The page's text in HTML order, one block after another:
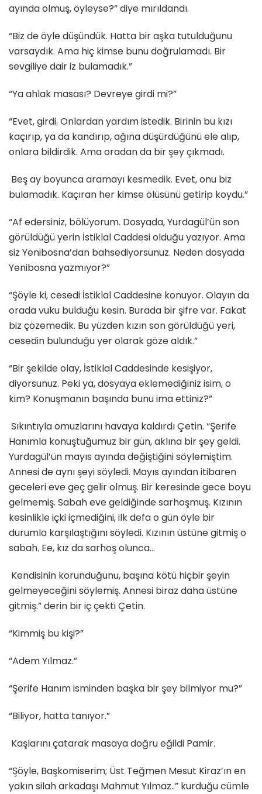
ayında olmuş, öyleyse?” diye mırıldandı.
“Biz de öyle düşündük. Hatta bir aşka tutulduğunu
varsaydık. Ama hiç kimse bunu doğrulamadı. Bir
sevgiliye dair iz bulamadık.”
“Ya ahlak masası? Devreye girdi mi?”
“Evet, girdi. Onlardan yardım istedik. Birinin bu kızı
kaçırıp, ya da kandırıp, ağına düşürdüğünü ele alıp,
onlara bildirdik. Ama oradan da bir şey çıkmadı.
Beş ay boyunca aramayı kesmedik. Evet, onu biz
bulamadık. Kaçıran her kimse ölüsünü getirip koydu.”
“Af edersiniz, bölüyorum. Dosyada, Yurdagül’ün son
görüldüğü yerin İstiklal Caddesi olduğu yazıyor. Ama
siz Yenibosna’dan bahsediyorsunuz. Neden dosyada
Yenibosna yazmıyor?”
“Şöyle ki, cesedi İstiklal Caddesine konuyor. Olayın da
orada vuku bulduğu kesin. Burada bir şifre var. Fakat
biz çözemedik. Bu yüzden kızın son görüldüğü yeri,
cesedin bulunduğu yer olarak göze aldık.”
“Bir şekilde olay, İstiklal Caddesinde kesişiyor,
diyorsunuz. Peki ya, dosyaya eklemediğiniz isim, o
kim? Konuşmanın başında bunu ima ettiniz?”
Sıkıntıyla omuzlarını havaya kaldırdı Çetin. “Şerife
Hanımla konuştuğumuz bir gün, aklına bir şey geldi.
Yurdagül’ün mayıs ayında değiştiğini söylemiştim.
Annesi de aynı şeyi söyledi. Mayıs ayından itibaren
geceleri eve geç gelir olmuş. Bir keresinde gece boyu
gelmemiş. Sabah eve geldiğinde sarhoşmuş. Kızının
kesinlikle içki içmediğini, ilk defa o gün öyle bir
durumla karşılaştığını söyledi. Kızının üstüne gitmiş o
sabah. Ee, kız da sarhoş olunca…
Kendisinin korunduğunu, başına kötü hiçbir şeyin
gelmeyeceğini söylemiş. Annesi biraz daha üstüne
gitmiş.” derin bir iç çekti Çetin.
“Kimmiş bu kişi?”
“Adem Yılmaz.”
“Şerife Hanım isminden başka bir şey bilmiyor mu?”
“Biliyor, hatta tanıyor.”
Kaşlarını çatarak masaya doğru eğildi Pamir.
“Şöyle, Başkomiserim; Üst Teğmen Mesut Kiraz’ın en
yakın silah arkadaşı Mahmut Yılmaz..” kurduğu cümle